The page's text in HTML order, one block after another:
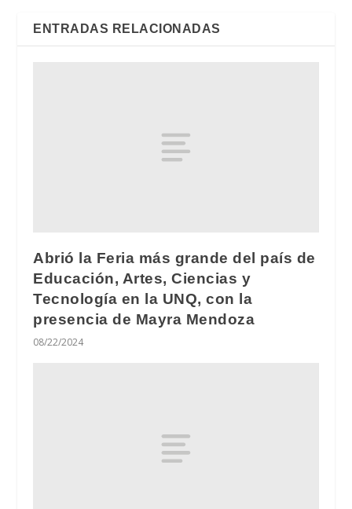
ENTRADAS RELACIONADAS
Abrió la Feria más grande del país de
Educación, Artes, Ciencias y
Tecnología en la UNQ, con la
presencia de Mayra Mendoza
08/22/2024